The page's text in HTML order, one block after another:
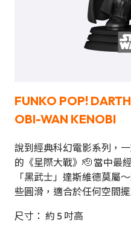
FUNKO POP!
OBI-WAN KENOBI
說到經典科幻電影系列，
的《星際大戰》🫡 當中最
「黑武士」達斯維德莫屬
些圓滑，適合於任何空間
尺寸： 約 5 吋高